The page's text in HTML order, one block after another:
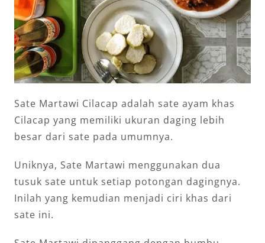
Sate Martawi Cilacap adalah sate ayam khas
Cilacap yang memiliki ukuran daging lebih
besar dari sate pada umumnya.
Uniknya, Sate Martawi menggunakan dua
tusuk sate untuk setiap potongan dagingnya.
Inilah yang kemudian menjadi ciri khas dari
sate ini.